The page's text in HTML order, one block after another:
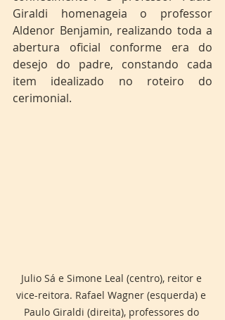
Giraldi homenageia o professor
Aldenor Benjamin, realizando toda a
abertura oficial conforme era do
desejo do padre, constando cada
item idealizado no roteiro do
cerimonial.
Julio Sá e Simone Leal (centro), reitor e
vice-reitora. Rafael Wagner (esquerda) e
Paulo Giraldi (direita), professores do